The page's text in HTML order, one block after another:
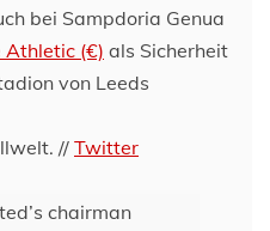
bei Sampdoria Genua
Athletic (€) als Sicherheit
von Leeds
// Twitter
chairman